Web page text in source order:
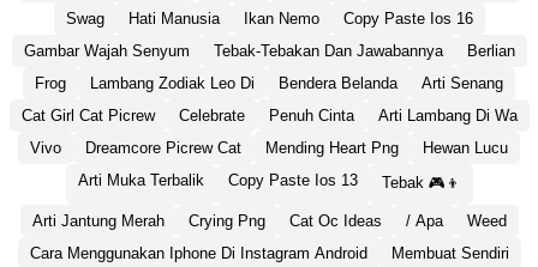
Swag
Hati Manusia Ikan Nemo
Copy Paste Ios 16
Gambar Wajah Senyum
Tebak-Tebakan Dan Jawabannya
Berlian
Frog
Lambang Zodiak Leo Di Bendera Belanda
Arti Senang
Cat Girl Cat Picrew
Celebrate Penuh Cinta
Arti Lambang Di Wa
Vivo
Dreamcore Picrew Cat Mending Heart Png
Hewan Lucu
Arti Muka Terbalik
Copy Paste Ios 13 Tebak 🎮👦
Arti Jantung Merah Crying Png Cat Oc Ideas / Apa
Weed
Cara Menggunakan Iphone Di Instagram Android
Membuat Sendiri